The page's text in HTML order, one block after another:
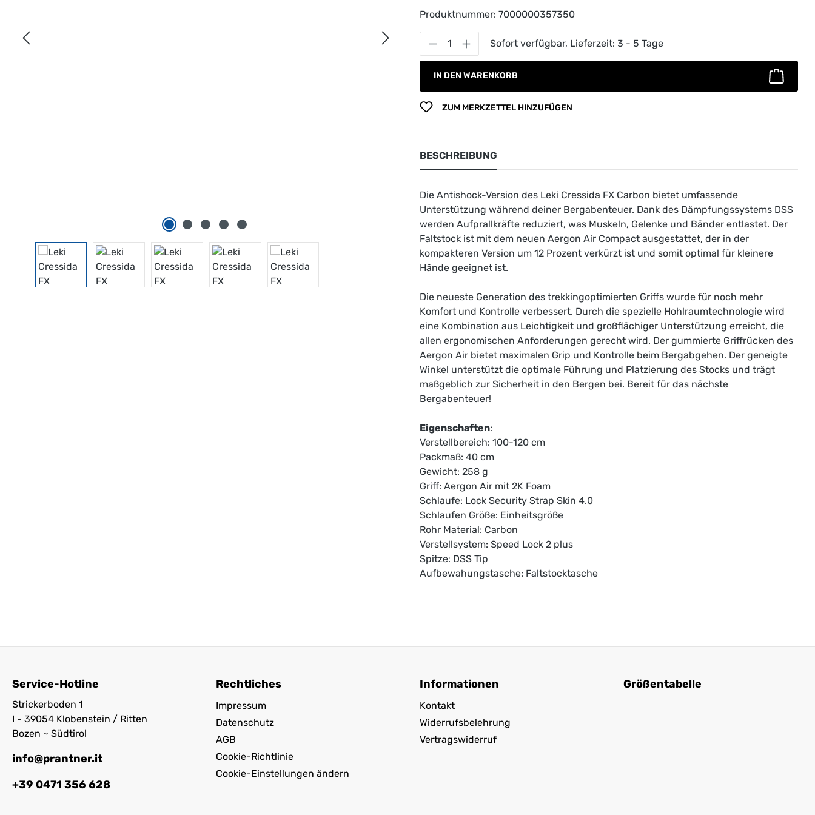
Produktnummer: 7000000357350
Produkt Anzahl: Gib den gewünschten Wert ein oder
Sofort verfügbar, Lieferzeit: 3 - 5 Tage
IN DEN WARENKORB
ZUM MERKZETTEL HINZUFÜGEN
BESCHREIBUNG
Die Antishock-Version des Leki Cressida FX Carbon bietet umfassende
Unterstützung während deiner Bergabenteuer. Dank des Dämpfungssystems DSS
werden Aufprallkräfte reduziert, was Muskeln, Gelenke und Bänder entlastet. Der
Faltstock ist mit dem neuen Aergon Air Compact ausgestattet, der in der
kompakteren Version um 12 Prozent verkürzt ist und somit optimal für kleinere
Hände geeignet ist.
Die neueste Generation des trekkingoptimierten Griffs wurde für noch mehr
Komfort und Kontrolle verbessert. Durch die spezielle Hohlraumtechnologie wird
eine Kombination aus Leichtigkeit und großflächiger Unterstützung erreicht, die
allen ergonomischen Anforderungen gerecht wird. Der gummierte Griffrücken des
Aergon Air bietet maximalen Grip und Kontrolle beim Bergabgehen. Der geneigte
Winkel unterstützt die optimale Führung und Platzierung des Stocks und trägt
maßgeblich zur Sicherheit in den Bergen bei. Bereit für das nächste
Bergabenteuer!
Eigenschaften:
Verstellbereich: 100-120 cm
Packmaß: 40 cm
Gewicht: 258 g
Griff: Aergon Air mit 2K Foam
Schlaufe: Lock Security Strap Skin 4.0
Schlaufen Größe: Einheitsgröße
Rohr Material: Carbon
Verstellsystem: Speed Lock 2 plus
Spitze: DSS Tip
Aufbewahungstasche: Faltstocktasche
Service-Hotline
Strickerboden 1
I - 39054 Klobenstein / Ritten
Bozen ~ Südtirol
info@prantner.it
+39 0471 356 628
Rechtliches
Impressum
Datenschutz
AGB
Cookie-Richtlinie
Cookie-Einstellungen ändern
Informationen
Kontakt
Widerrufsbelehrung
Vertragswiderruf
Größentabelle